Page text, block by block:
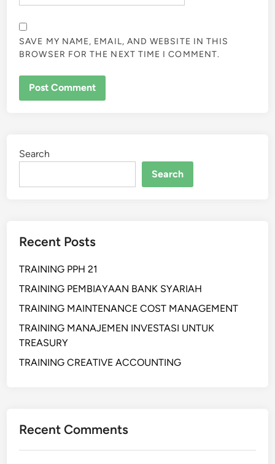
SAVE MY NAME, EMAIL, AND WEBSITE IN THIS
BROWSER FOR THE NEXT TIME I COMMENT.
Search
Search
Recent Posts
TRAINING PPH 21
TRAINING PEMBIAYAAN BANK SYARIAH
TRAINING MAINTENANCE COST MANAGEMENT
TRAINING MANAJEMEN INVESTASI UNTUK
TREASURY
TRAINING CREATIVE ACCOUNTING
Recent Comments